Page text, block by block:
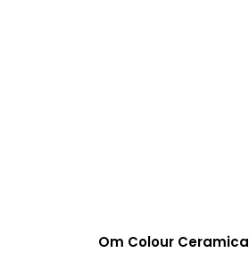
Om Colour Ceramica